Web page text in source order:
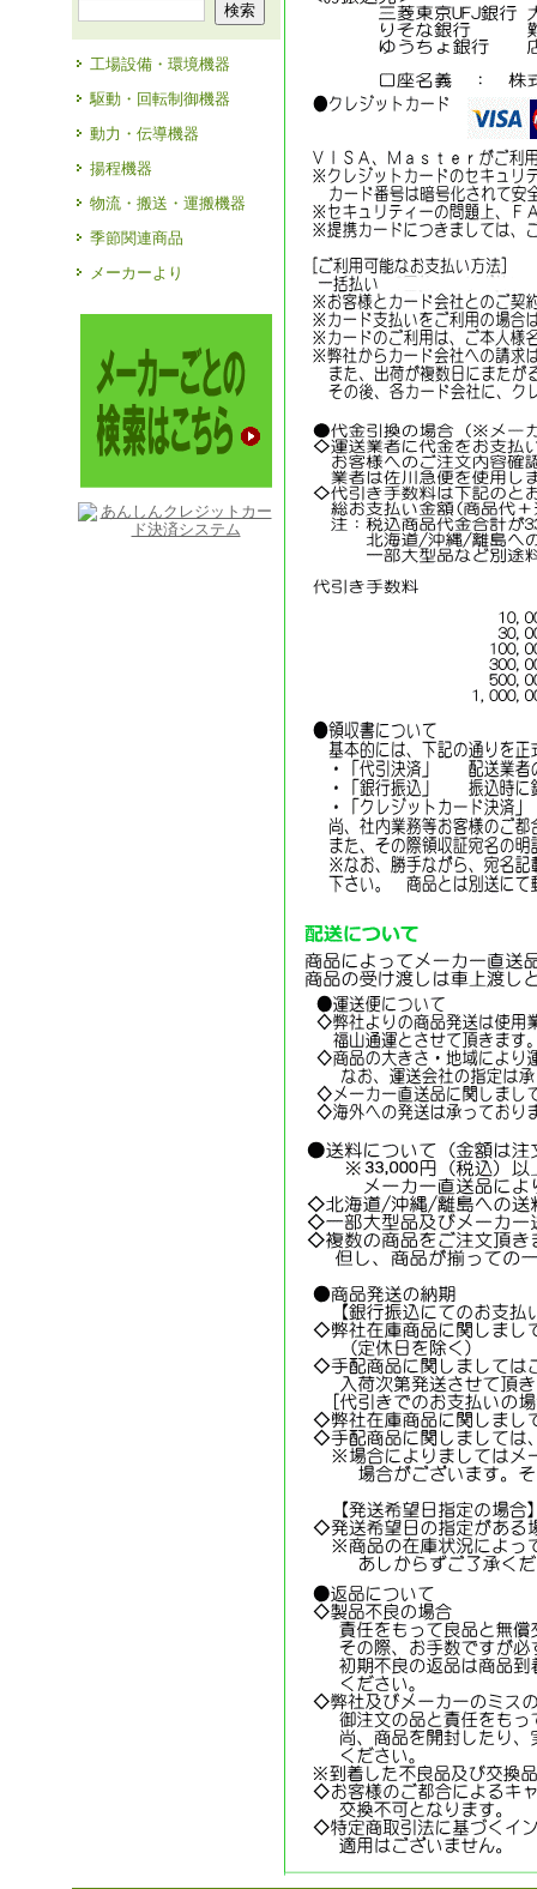
工場設備・環境機器
駆動・回転制御機器
動力・伝導機器
揚程機器
物流・搬送・運搬機器
季節関連商品
メーカーより